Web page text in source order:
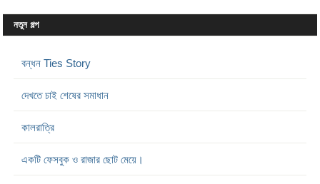
নতুন গল্প
বন্ধন Ties Story
দেখতে চাই শেষের সমাধান
কালরাত্রি
একটি ফেসবুক ও রাজার ছোট মেয়ে।